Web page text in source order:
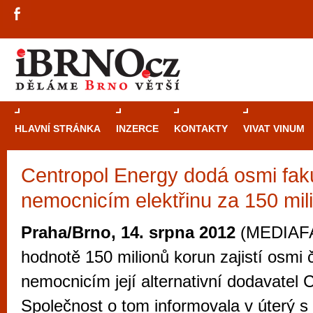
HLAVNÍ STRÁNKA INZERCE KONTAKTY VIVAT VINUM
Centropol Energy dodá osmi
nemocnicím elektřinu za 150
Praha/Brno, 14. srpna 2012
hodnotě 150 milionů korun zajistí osmi
nemocnicím její alternativní dodavatel
Společnost o tom informovala v úterý
Průvodce
Brně: Od
Brno je
zajímavé
restaurace,
Mimo jiné je ale také místem, kde si